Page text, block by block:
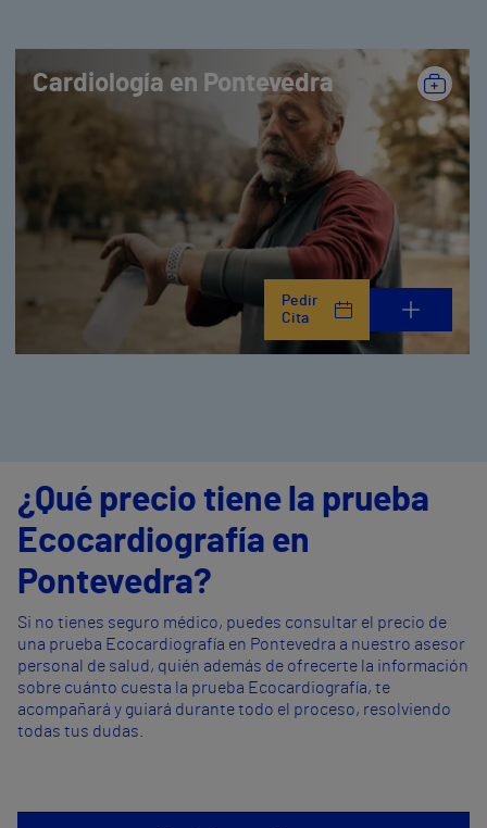
Cardiología en Pontevedra
Pedir
Cita
¿Qué precio tiene la prueba
Ecocardiografía en
Pontevedra?
Si no tienes seguro médico, puedes consultar el precio de
una prueba Ecocardiografía en Pontevedra a nuestro asesor
personal de salud, quién además de ofrecerte la información
sobre cuánto cuesta la prueba Ecocardiografía, te
acompañará y guiará durante todo el proceso, resolviendo
todas tus dudas.